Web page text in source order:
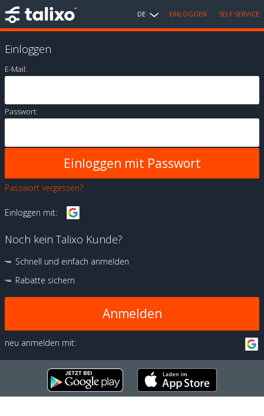
DE EINLOGGEN SELF SERVICE
Einloggen
E-Mail:
Passwort:
Passwort vergessen?
Einloggen mit:
Noch kein Talixo Kunde?
Schnell und einfach anmelden
Rabatte sichern
Anmelden
neu anmelden mit: